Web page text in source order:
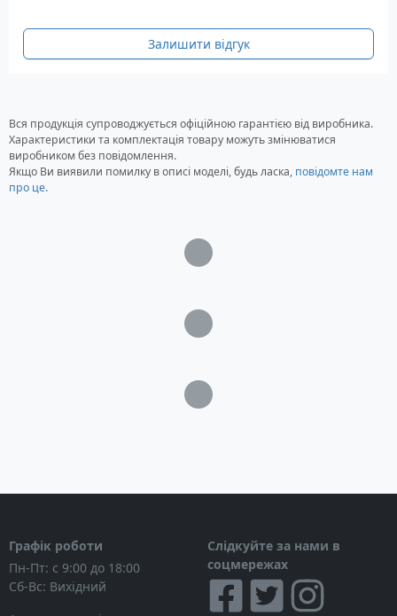
Діапазон вхідної напруги: 176-294 Вольт
Максимальна вихідна потужність: 1500 ВА
Залишити відгук
Вся продукція супроводжується офіційною гарантією від виробника.
Характеристики та комплектація товару можуть змінюватися
виробником без повідомлення.
Якщо Ви виявили помилку в описі моделі, будь ласка, повідомте нам
про це.
Загрузка...
Загрузка...
Загрузка...
Графік роботи
Пн-Пт: с 9:00 до 18:00
Сб-Вс: Вихідний
Слідкуйте за нами в
соцмережах